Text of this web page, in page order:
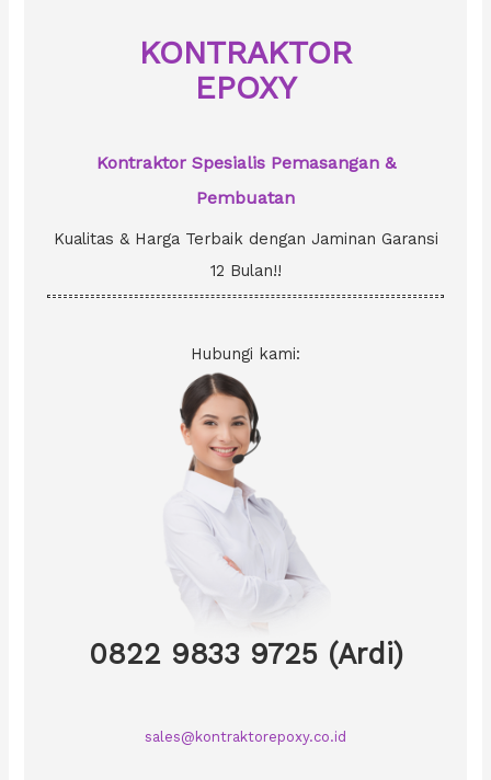
KONTRAKTOR
EPOXY
Kontraktor Spesialis Pemasangan &
Pembuatan
Kualitas & Harga Terbaik dengan Jaminan Garansi
12 Bulan!!
Hubungi kami:
0822 9833 9725 (Ardi)
sales@kontraktorepoxy.co.id